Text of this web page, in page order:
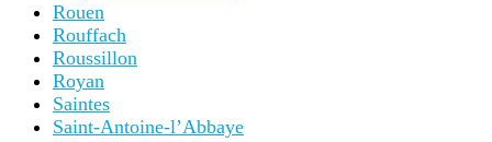
Rouen
Rouffach
Roussillon
Royan
Saintes
Saint-Antoine-l’Abbaye